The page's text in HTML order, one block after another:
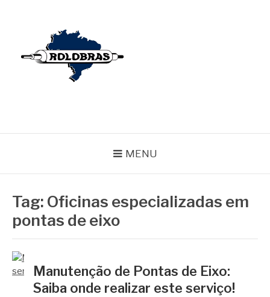
MENU
Tag: Oficinas especializadas em
pontas de eixo
Manutenção de Pontas de Eixo:
Saiba onde realizar este serviço!